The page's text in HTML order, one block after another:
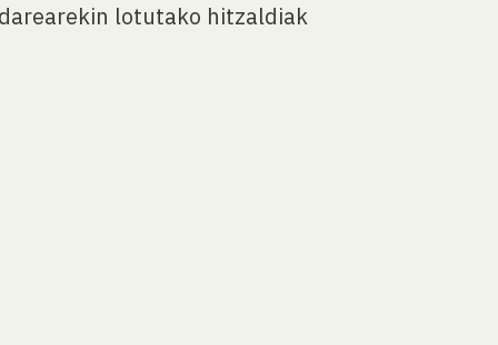
lotutako hitzaldiak